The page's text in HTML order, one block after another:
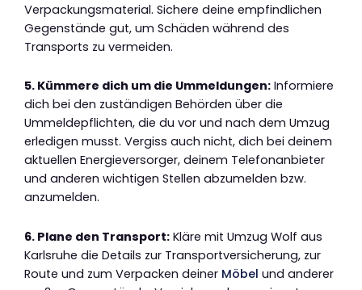
Verpackungsmaterial. Sichere deine empfindlichen
Gegenstände gut, um Schäden während des
Transports zu vermeiden.
5. Kümmere dich um die Ummeldungen: Informiere
dich bei den zuständigen Behörden über die
Ummeldepflichten, die du vor und nach dem Umzug
erledigen musst. Vergiss auch nicht, dich bei deinem
aktuellen Energieversorger, deinem Telefonanbieter
und anderen wichtigen Stellen abzumelden bzw.
anzumelden.
6. Plane den Transport: Kläre mit Umzug Wolf aus
Karlsruhe die Details zur Transportversicherung, zur
Route und zum Verpacken deiner Möbel und anderer